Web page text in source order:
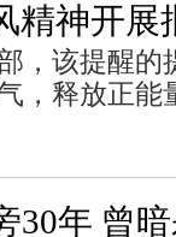
精神开展
，该提醒的
，释放正能
30年 曾